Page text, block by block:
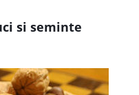
si seminte